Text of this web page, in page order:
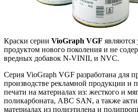
Краски серии VioGraph VGF
продуктом нового поколения и не
вредных добавок N-VINIL и NVC.
Cерия VioGraph VGF разработана для
производстве рекламной продукции и
печати на материалах из: жесткого и
поликарбоната, АВС SAN, а также
материалах из полиэтилена и